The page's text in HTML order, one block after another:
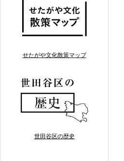
せたがや文化散策マップ
世田谷区の歴史